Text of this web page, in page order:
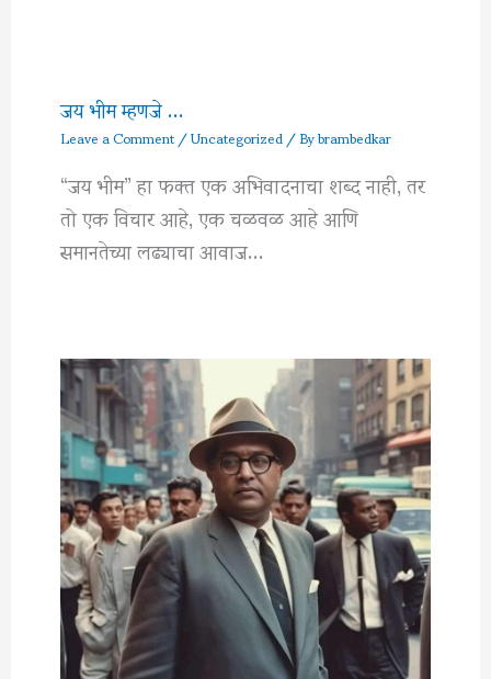
जय भीम म्हणजे …
Leave a Comment/Uncategorized/ Bybrambedkar
“जय भीम” हा फक्त एक अभिवादनाचा शब्द नाही, तर
तो एक विचार आहे, एक चळवळ आहे आणि
समानतेच्या लढ्याचा आवाज…